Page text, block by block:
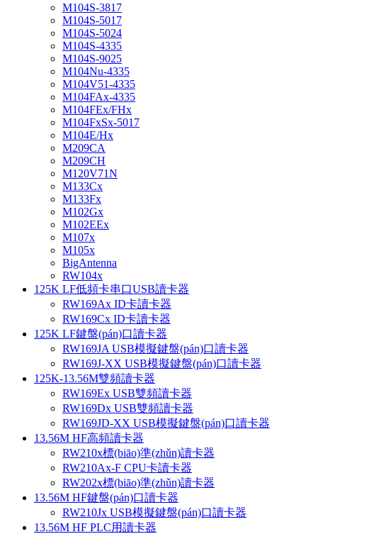
M104S-3817
M104S-5017
M104S-5024
M104S-4335
M104S-9025
M104Nu-4335
M104V51-4335
M104FAx-4335
M104FEx/FHx
M104FxSx-5017
M104E/Hx
M209CA
M209CH
M120V71N
M133Cx
M133Fx
M102Gx
M102EEx
M107x
M105x
BigAntenna
RW104x
125K LF低頻卡串口USB讀卡器
RW169Ax ID卡讀卡器
RW169Cx ID卡讀卡器
125K LF鍵盤(pán)口讀卡器
RW169JA USB模擬鍵盤(pán)口讀卡器
RW169J-XX USB模擬鍵盤(pán)口讀卡器
125K-13.56M雙頻讀卡器
RW169Ex USB雙頻讀卡器
RW169Dx USB雙頻讀卡器
RW169JD-XX USB模擬鍵盤(pán)口讀卡器
13.56M HF高頻讀卡器
RW210x標(biāo)準(zhǔn)讀卡器
RW210Ax-F CPU卡讀卡器
RW202x標(biāo)準(zhǔn)讀卡器
13.56M HF鍵盤(pán)口讀卡器
RW210Jx USB模擬鍵盤(pán)口讀卡器
13.56M HF PLC用讀卡器